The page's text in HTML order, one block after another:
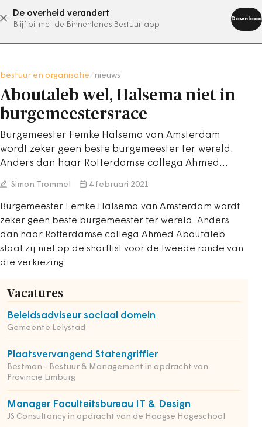
De overheid verandert
Blijf bij met de Binnenlands Bestuur app
Download
abonneer nu
bestuur en organisatie nieuws
Aboutaleb wel, Halsema niet in
burgemeestersrace
Burgemeester Femke Halsema van Amsterdam
wordt zeker geen beste burgemeester ter wereld.
Anders dan haar Rotterdamse collega Ahmed…
Simon Trommel 4 februari 2021
Burgemeester Femke Halsema van Amsterdam wordt
zeker geen beste burgemeester ter wereld. Anders
dan haar Rotterdamse collega Ahmed Aboutaleb
staat zij niet op de shortlist voor de tweede ronde van
die verkiezing.
Vacatures
Beleidsadviseur sociaal domein
Gemeente Lelystad
Plaatsvervangend Statengriffier
Bestman - Bestuur & Management in opdracht van
Provincie Limburg
Manager Faculteitsbureau IT & Design
JS Consultancy in opdracht van de Haagse Hogeschool